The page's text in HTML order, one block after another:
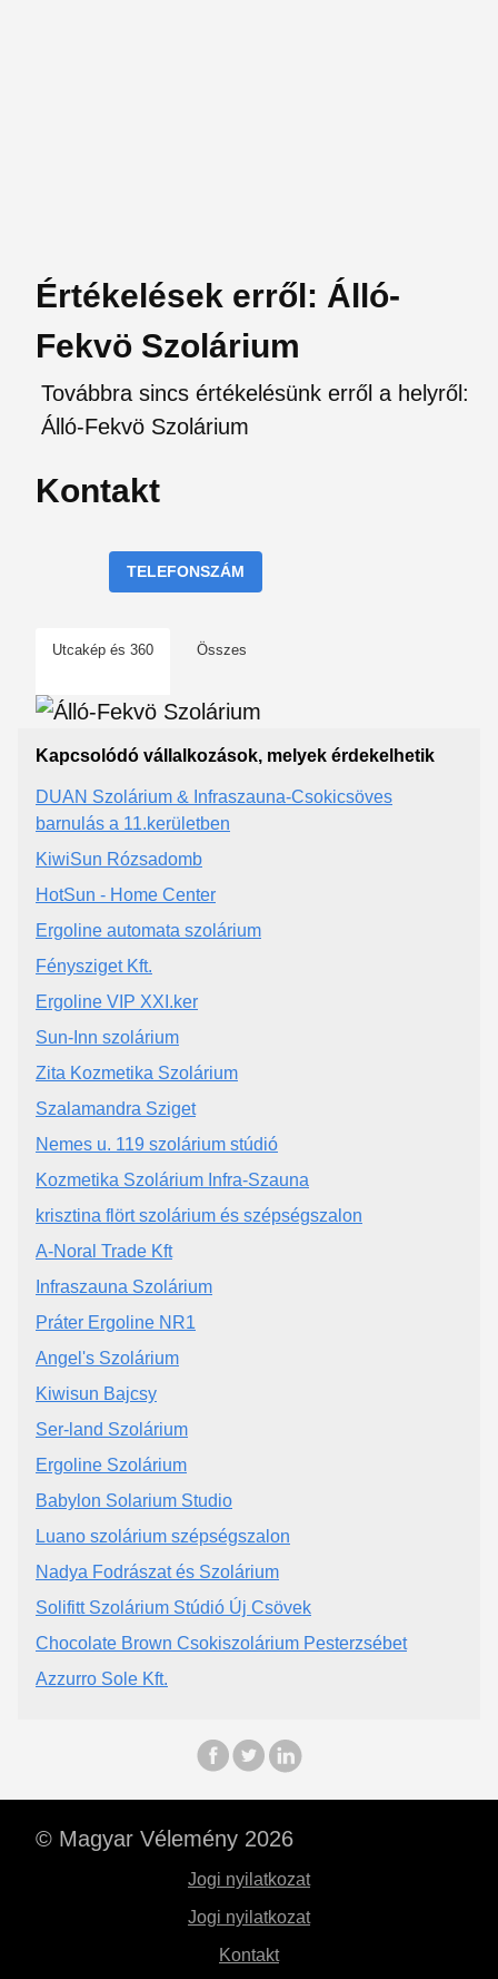
Értékelések erről: Álló-
Fekvö Szolárium
Továbbra sincs értékelésünk erről a helyről:
Álló-Fekvö Szolárium
Kontakt
TELEFONSZÁM
Utcakép és 360 Összes
Kapcsolódó vállalkozások, melyek érdekelhetik
DUAN Szolárium & Infraszauna-Csokicsöves
barnulás a 11.kerületben
KiwiSun Rózsadomb
HotSun - Home Center
Ergoline automata szolárium
Fénysziget Kft.
Ergoline VIP XXI.ker
Sun-Inn szolárium
Zita Kozmetika Szolárium
Szalamandra Sziget
Nemes u. 119 szolárium stúdió
Kozmetika Szolárium Infra-Szauna
krisztina flört szolárium és szépségszalon
A-Noral Trade Kft
Infraszauna Szolárium
Práter Ergoline NR1
Angel's Szolárium
Kiwisun Bajcsy
Ser-land Szolárium
Ergoline Szolárium
Babylon Solarium Studio
Luano szolárium szépségszalon
Nadya Fodrászat és Szolárium
Solifitt Szolárium Stúdió Új Csövek
Chocolate Brown Csokiszolárium Pesterzsébet
Azzurro Sole Kft.
© Magyar Vélemény 2026
Jogi nyilatkozat
Jogi nyilatkozat
Kontakt